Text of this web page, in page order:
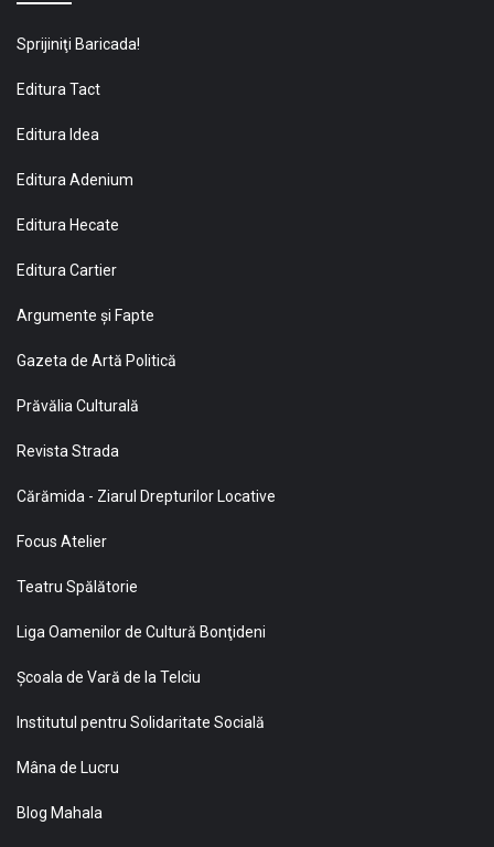
Sprijiniţi Baricada!
Editura Tact
Editura Idea
Editura Adenium
Editura Hecate
Editura Cartier
Argumente și Fapte
Gazeta de Artă Politică
Prăvălia Culturală
Revista Strada
Cărămida - Ziarul Drepturilor Locative
Focus Atelier
Teatru Spălătorie
Liga Oamenilor de Cultură Bonţideni
Şcoala de Vară de la Telciu
Institutul pentru Solidaritate Socială
Mâna de Lucru
Blog Mahala